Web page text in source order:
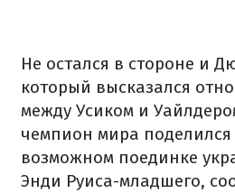
Не остался в стороне и
который высказался
между Усиком и
чемпион мира
возможном поединке
Энди Руиса-младшего,